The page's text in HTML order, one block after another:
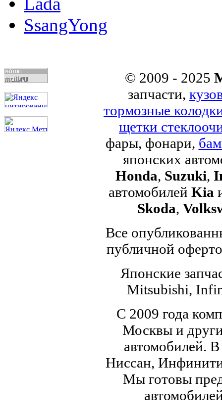
SsangYong
© 2009 - 2025
запчасти,
тормозные
щетки
фары, фонари,
японских
Honda, Suzuki,
автомобилей Kia
Skoda,
Все
публичной
Японские
Mitsubishi,
С 2009 года
Москвы и
автомобилей.
Ниссан,
Мы готовы